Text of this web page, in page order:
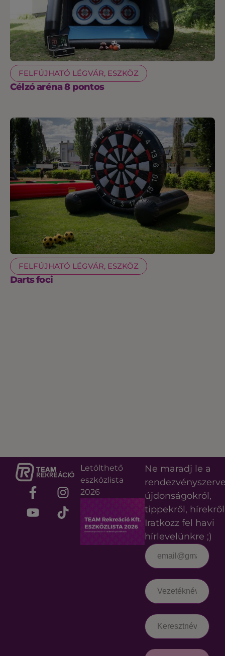
FELFÚJHATÓ LÉGVÁR, ESZKÖZ
Célzó aréna 8 pontos
FELFÚJHATÓ LÉGVÁR, ESZKÖZ
Darts foci
Letölthető
eszközlista
2026
Ne maradj le a
újdonságokról,
tippekről,
Iratkozz fel havi
hírlevelünkre ;)